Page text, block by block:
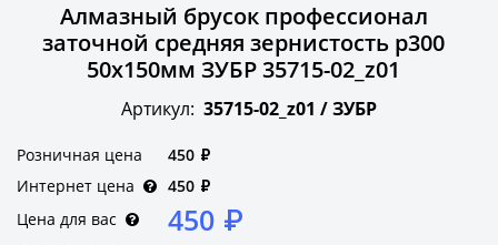
Алмазный брусок профессионал
заточной средняя зернистость р300
50х150мм ЗУБР 35715-02_z01
Артикул: 35715-02_z01 /ЗУБР
Розничная цена 450 ₽
Интернет цена
450 ₽
Цена для вас
450 ₽